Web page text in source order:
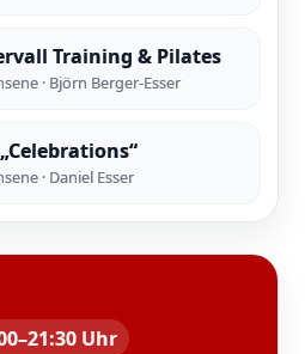
Training & Pilates
· Björn Berger-Esser
· Daniel Esser
Uhr